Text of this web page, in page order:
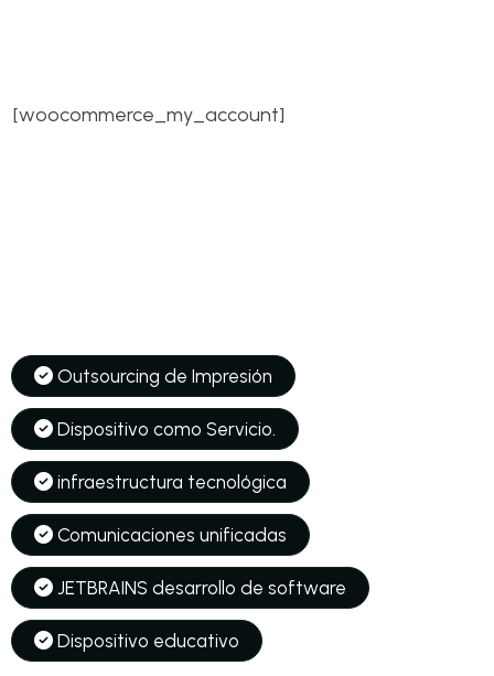
[woocommerce_my_account]
Outsourcing de Impresión
Dispositivo como Servicio.
infraestructura tecnológica
Comunicaciones unificadas
JETBRAINS desarrollo de software
Dispositivo educativo